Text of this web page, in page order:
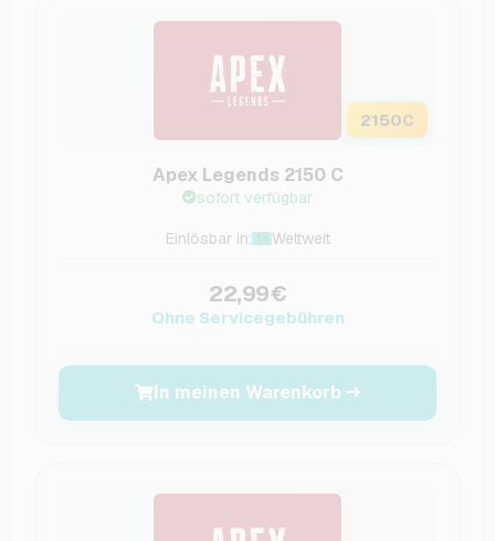
2150C
Apex Legends 2150 C
sofort verfügbar
Einlösbar in: Weltweit
22,99€
Ohne Servicegebühren
In meinen Warenkorb